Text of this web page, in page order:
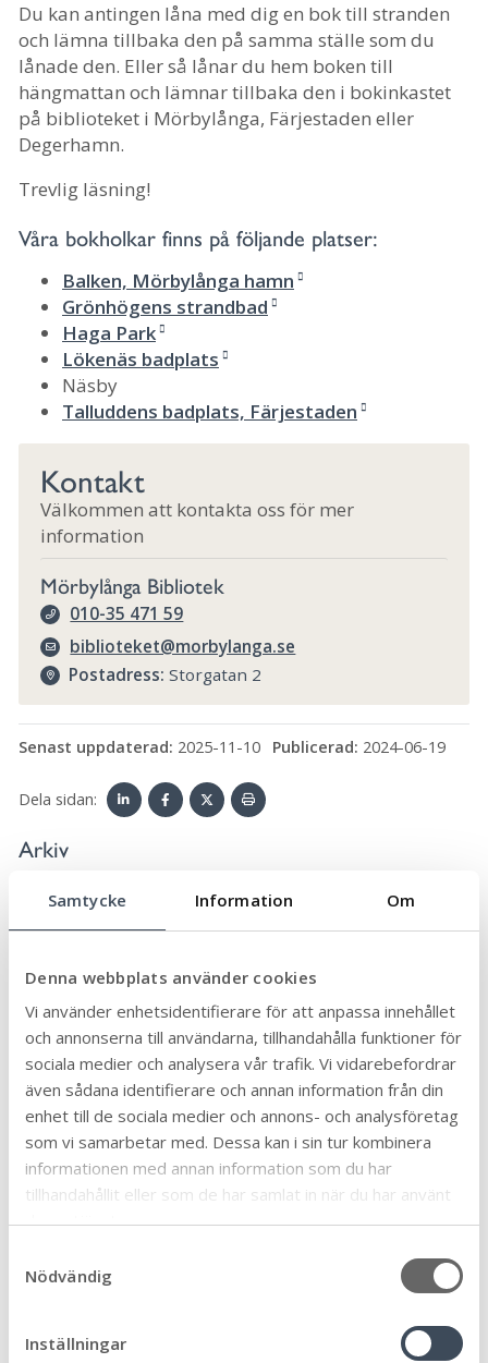
Samtycke Information Om
Denna webbplats använder cookies
Vi använder enhetsidentifierare för att anpassa innehållet
och annonserna till användarna, tillhandahålla funktioner för
sociala medier och analysera vår trafik. Vi vidarebefordrar
även sådana identifierare och annan information från din
enhet till de sociala medier och annons- och analysföretag
som vi samarbetar med. Dessa kan i sin tur kombinera
informationen med annan information som du har
tillhandahållit eller som de har samlat in när du har använt
deras tjänster.
Nödvändig
Inställningar
Du kan antingen låna med dig en bok till stranden
och lämna tillbaka den på samma ställe som du
lånade den. Eller så lånar du hem boken till
hängmattan och lämnar tillbaka den i bokinkastet
på biblioteket i Mörbylånga, Färjestaden eller
Degerhamn.
Trevlig läsning!
Våra bokholkar finns på följande platser:
Balken, Mörbylånga hamn
Grönhögens strandbad
Haga Park
Lökenäs badplats
Näsby
Talluddens badplats, Färjestaden
Kontakt
Välkommen att kontakta oss för mer
information
Mörbylånga Bibliotek
010-35 471 59
biblioteket@morbylanga.se
Postadress: Storgatan 2
Senast uppdaterad: 2025-11-10 Publicerad: 2024-06-19
Dela sidan:
Arkiv
Äldre och seniorer 32
Allmän 90
Arbete och praktik
Biblioteken
Bygga, bo och miljö
Eketorps borg
Företag och näringsliv 57
Framtiden 32